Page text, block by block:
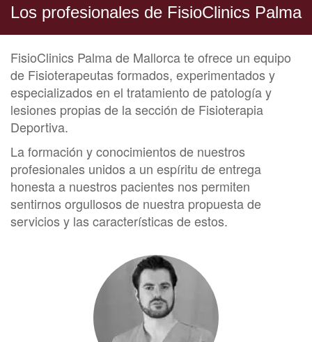
Los profesionales de FisioClinics Palma
FisioClinics Palma de Mallorca te ofrece un equipo
de Fisioterapeutas formados, experimentados y
especializados en el tratamiento de patología y
lesiones propias de la sección de Fisioterapia
Deportiva.
La formación y conocimientos de nuestros
profesionales unidos a un espíritu de entrega
honesta a nuestros pacientes nos permiten
sentirnos orgullosos de nuestra propuesta de
servicios y las características de estos.